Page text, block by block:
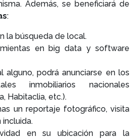
Además, se beneficiará de
:
la búsqueda de local.
en big data y software
alguno, podrá anunciarse en los
inmobiliarios nacionales
Habitaclia, etc.).
un reportaje fotográfico, visita
incluida.
en su ubicación para la